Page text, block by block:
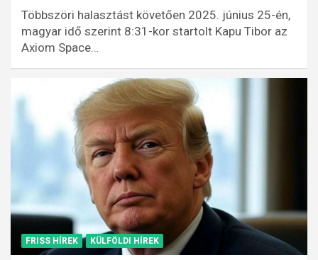
Többszöri halasztást követően 2025. június 25-én,
magyar idő szerint 8:31-kor startolt Kapu Tibor az
Axiom Space…
FRISS HÍREK KÜLFÖLDI HÍREK